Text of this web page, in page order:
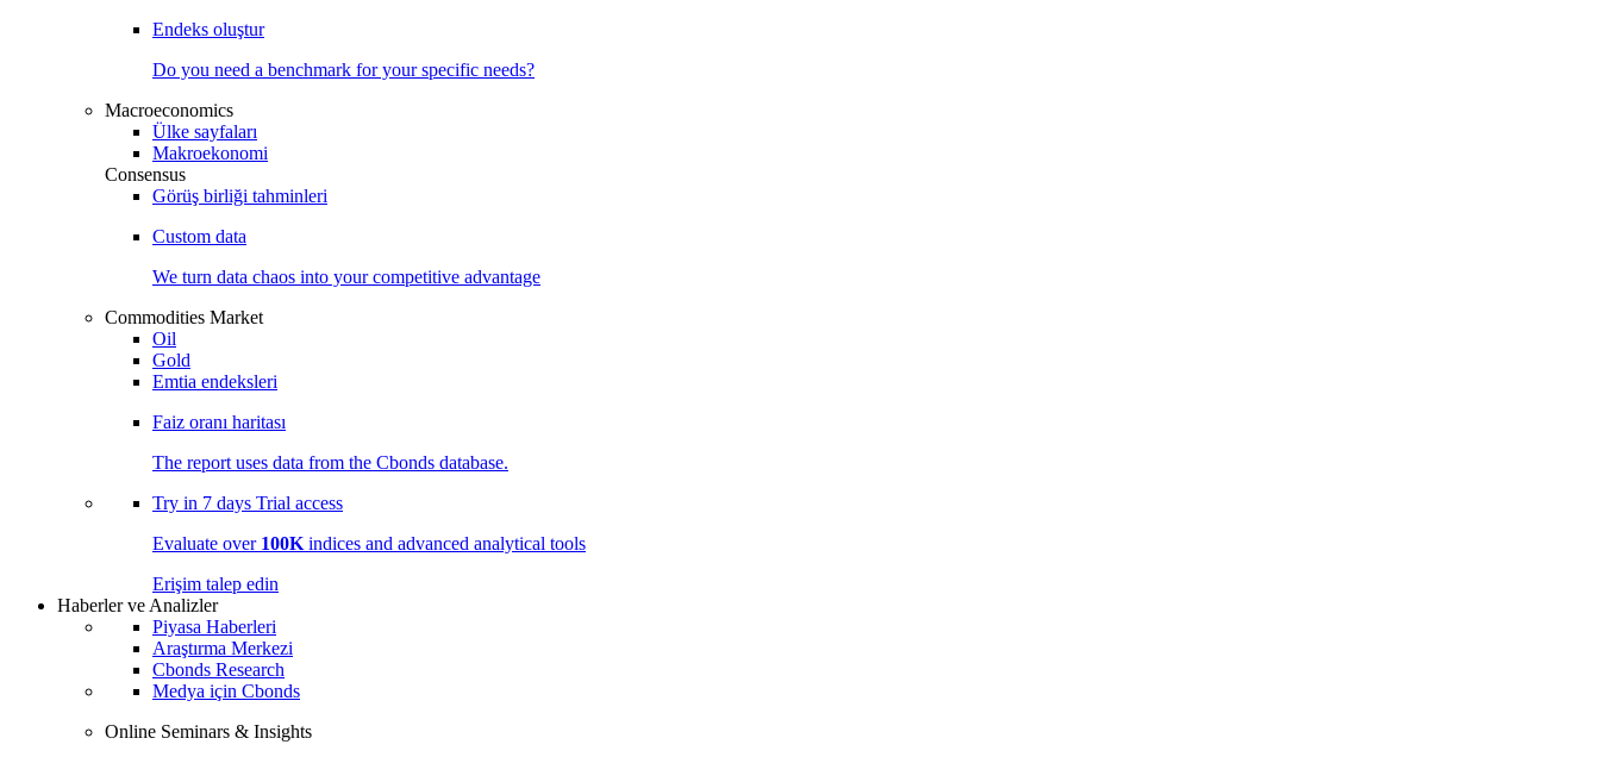
Endeks oluştur
Do you need a benchmark for your specific needs?
Macroeconomics
Ülke sayfaları
Makroekonomi
Consensus
Görüş birliği tahminleri
Custom data
We turn data chaos into your competitive advantage
Commodities Market
Oil
Gold
Emtia endeksleri
Faiz oranı haritası
The report uses data from the Cbonds database.
Try in 7 days Trial access
Evaluate over 100K indices and advanced analytical tools
Erişim talep edin
Haberler ve Analizler
Piyasa Haberleri
Araştırma Merkezi
Cbonds Research
Medya için Cbonds
Online Seminars & Insights